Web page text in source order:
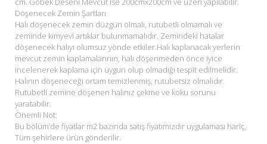
Döşenecek Zemin Şartları
Halı döşenecek zemin düzgün olmalı, rutubetli olmamalı ve
zeminde kimyevi artıklar bulunmamalıdır. Zemindeki hatalar
döşenecek halıyı olumsuz yönde etkiler.Halı kaplanacak yerlerin
mevcut zemin kaplamalarının, halı döşenmeden önce iyice
incelenerek kaplama için uygun olup olmadığı tespit edilmelidir.
Halının döşeneceği ortam temizlenmiş, rutubetsiz olmalıdır.
Rutubetli zemine döşenen halınız çekme ve koku sorunu
yaratabilir.
Önemli Not:
Bu bölüm’de fiyatlar m2 bazında satış fiyatımızdır uygulaması hariç,
Tüm şehirlere ürün gönderilir.